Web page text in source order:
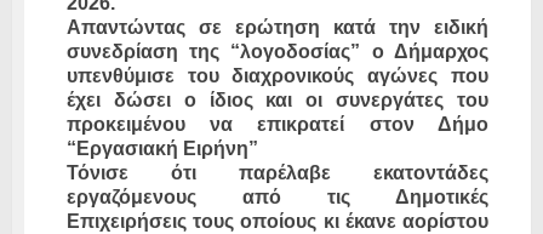
Απαντώντας σε ερώτηση κατά την ειδική
συνεδρίαση της “λογοδοσίας” ο Δήμαρχος
υπενθύμισε του διαχρονικούς αγώνες που
έχει δώσει ο ίδιος και οι συνεργάτες του
προκειμένου να επικρατεί στον Δήμο
“Εργασιακή Ειρήνη”
Τόνισε ότι παρέλαβε εκατοντάδες
εργαζόμενους από τις Δημοτικές
Επιχειρήσεις τους οποίους κι έκανε αορίστου